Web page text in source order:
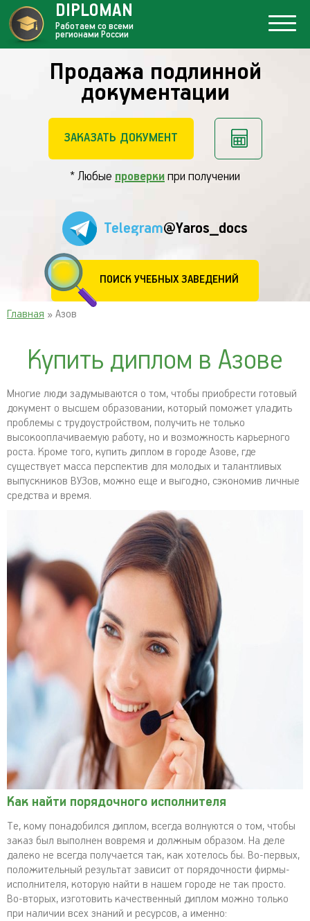
Продажа подлинной
документации
ЗАКАЗАТЬ ДОКУМЕНТ
* Любые проверки при получении
Telegram@Yaros_docs
ПОИСК УЧЕБНЫХ ЗАВЕДЕНИЙ
DIPLOMAN
Работаем со всеми
регионами России
Главная » Азов
Купить диплом в Азове
Многие люди задумываются о том, чтобы приобрести готовый
документ о высшем образовании, который поможет уладить
проблемы с трудоустройством, получить не только
высокооплачиваемую работу, но и возможность карьерного
роста. Кроме того, купить диплом в городе Азове, где
существует масса перспектив для молодых и талантливых
выпускников ВУЗов, можно еще и выгодно, сэкономив личные
средства и время.
Как найти порядочного исполнителя
Те, кому понадобился диплом, всегда волнуются о том, чтобы
заказ был выполнен вовремя и должным образом. На деле
далеко не всегда получается так, как хотелось бы. Во-первых,
положительный результат зависит от порядочности фирмы-
исполнителя, которую найти в нашем городе не так просто.
Во-вторых, изготовить качественный диплом можно только
при наличии всех знаний и ресурсов, а именно: